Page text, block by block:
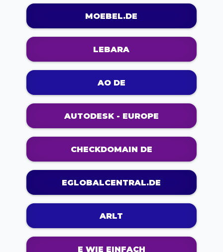
MOEBEL.DE
LEBARA
AO DE
AUTODESK - EUROPE
CHECKDOMAIN DE
EGLOBALCENTRAL.DE
ARLT
E WIE EINFACH